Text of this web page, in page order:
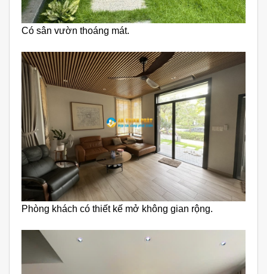
Có sân vườn thoáng mát.
Phòng khách có thiết kế mở không gian rộng.